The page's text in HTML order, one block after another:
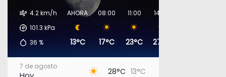
4.2 km/h
101.3 kPa
36 %
AHORA
13°C
08:00
17°C
11:00
23°C
14:00
27°C
7 de agosto 28°C 13°C